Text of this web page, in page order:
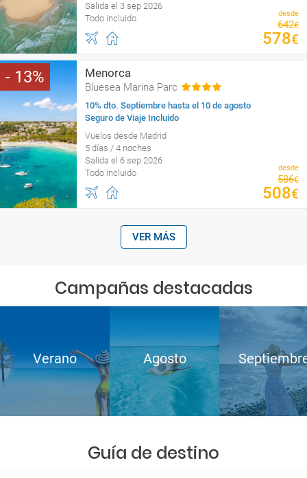
Salida el 3 sep 2026
Todo incluido
desde
642€
578€
13 Menorca
Bluesea Marina Parc
10% dto. Septiembre hasta el 10 de agosto
Seguro de Viaje Incluido
Vuelos desde Madrid
5 días / 4 noches
Salida el 6 sep 2026
Todo incluido
desde
586€
508€
VER MÁS
Campañas destacadas
Verano Agosto
Guía de destino